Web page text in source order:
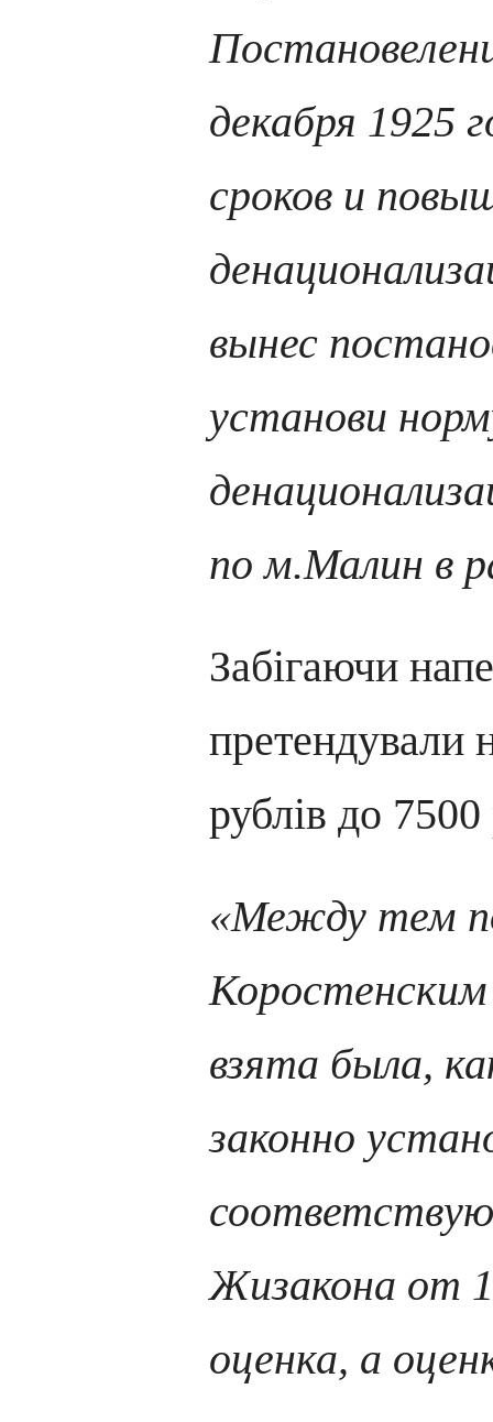
декабря 1925
сроков и
вынес
установи
по м.Малин в
Забігаючи
претендували
рублів до 7500
«Между тем
взята была,
законно
Жизакона от
оценка, а